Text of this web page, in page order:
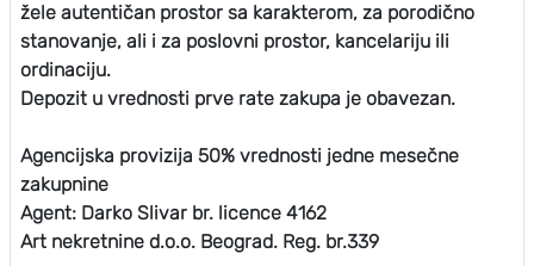
žele autentičan prostor sa karakterom, za porodično
stanovanje, ali i za poslovni prostor, kancelariju ili
ordinaciju.
Depozit u vrednosti prve rate zakupa je obavezan.
Agencijska provizija 50% vrednosti jedne mesečne
zakupnine
Agent: Darko Slivar br. licence 4162
Art nekretnine d.o.o. Beograd. Reg. br.339